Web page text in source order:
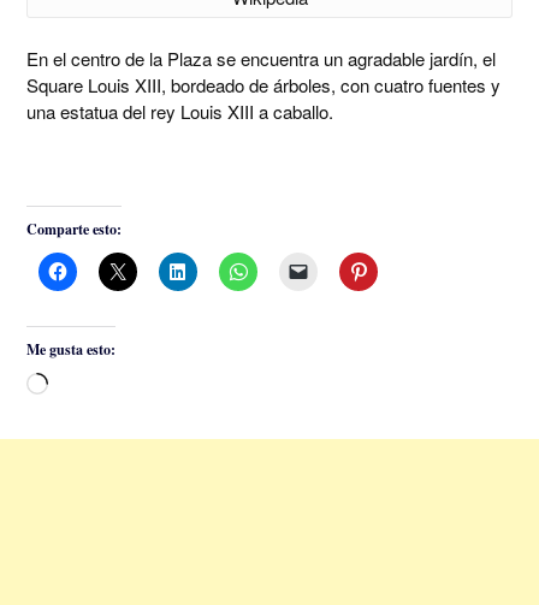
En el centro de la Plaza se encuentra un agradable jardín, el
Square Louis XIII, bordeado de árboles, con cuatro fuentes y
una estatua del rey Louis XIII a caballo.
Comparte esto:
Me gusta esto:
Cargando...